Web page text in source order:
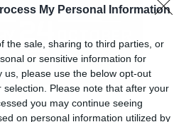
My Personal Information
the sale, sharing to third parties, or
or sensitive information for
us, please use the below opt-out
Please note that after your
you may continue seeing
on personal information utilized by
για τα πάντα γύρω από τους
ένα φορτηγό που
του συγκροτήματος
την Αυστραλία και την